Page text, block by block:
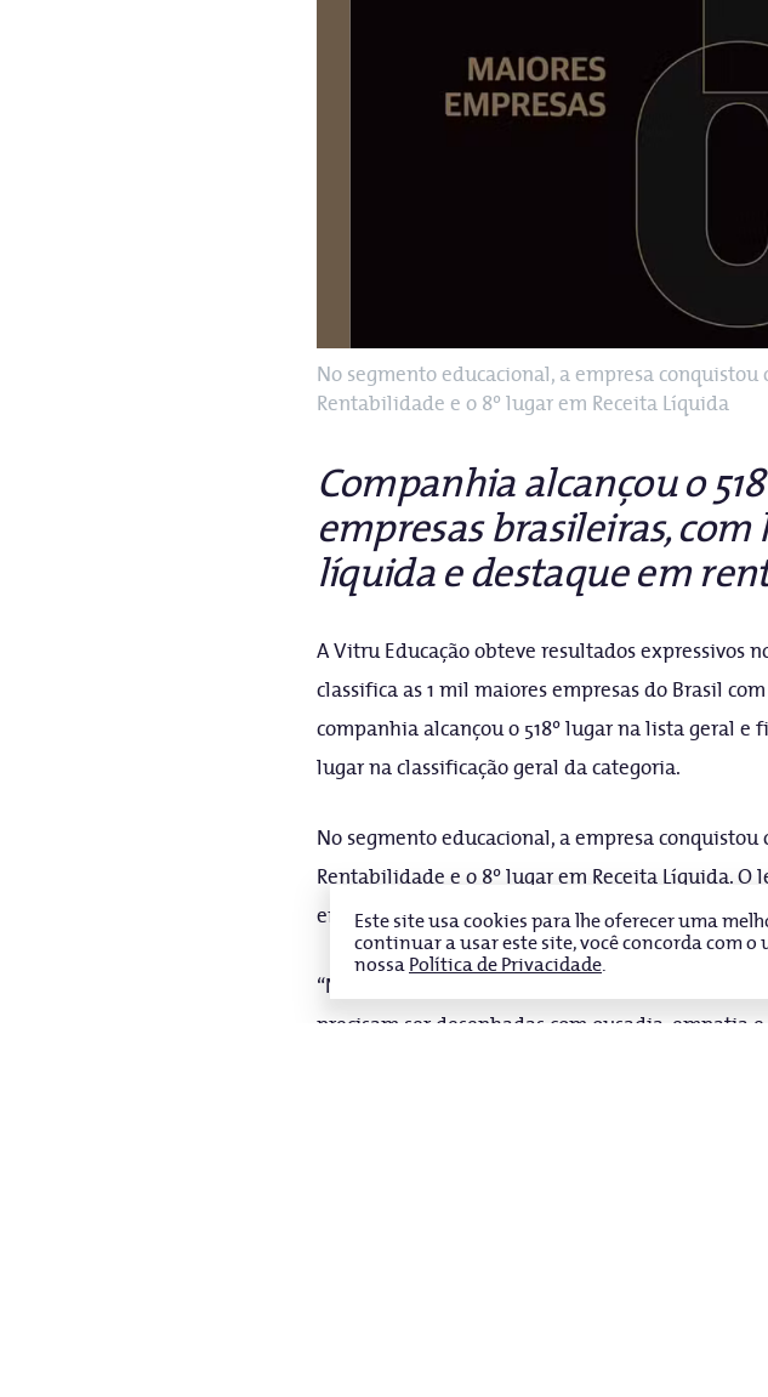
No segmento educacional, a empresa conquistou
Rentabilidade e o 8º lugar em Receita Líquida
Companhia alcançou o
empresas brasileiras,
líquida e destaque em
A Vitru Educação obteve resultados expressivos
classifica as 1 mil maiores empresas do Brasil
companhia alcançou o 518º lugar na lista geral e
lugar na classificação geral da categoria.
No segmento educacional, a empresa conquistou
Rentabilidade e o 8º lugar em Receita Líquida.
empresa de Educação do Sul do país, entre todas
“Na Vitru, carregamos a convicção de que educar
precisam ser desenhadas com ousadia,
Este site usa cookies para lhe oferecer uma
continuar a usar este site, você concorda com o
nossaPolítica de Privacidade.